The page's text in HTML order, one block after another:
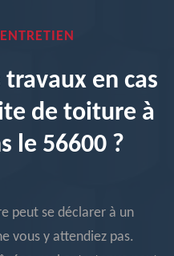
en cas
de toiture à
le 56600 ?
peut se déclarer à un
vous y attendiez pas.